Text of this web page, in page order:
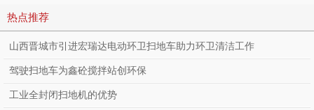
热点推荐
山西晋城市引进宏瑞达电动环卫扫地车助力环卫清洁工作
驾驶扫地车为鑫砼搅拌站创环保
工业全封闭扫地机的优势